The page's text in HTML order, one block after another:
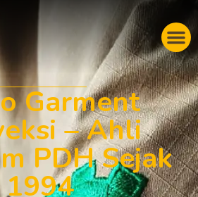
Garment
– Ahli
PDH Sejak
1994